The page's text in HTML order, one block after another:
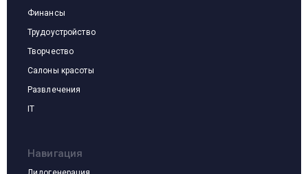
Финансы
Кейсы по направлениям
Трудоустройство
Творчество
Салоны красоты
Развлечения
IT
Навигация